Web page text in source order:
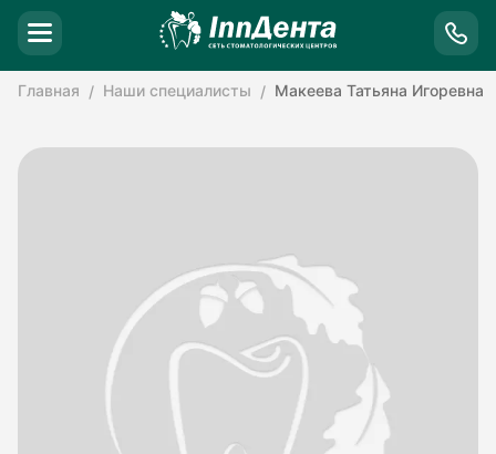
Главная Наши специалисты Макеева Татьяна Игоревна